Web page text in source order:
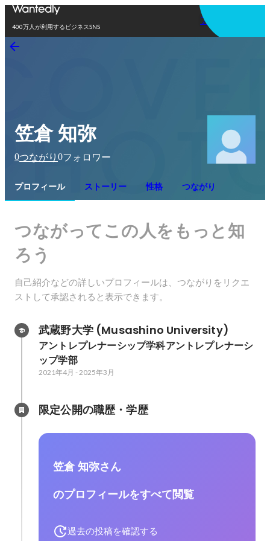
400万人が利用するビジネスSNS
アプリを使う
笠倉 知弥
0つながり 0フォロワー
プロフィール ストーリー 性格 つながり
つながってこの人をもっと知
ろう
自己紹介などの詳しいプロフィールは、つながりをリクエ
ストして承認されると表示できます。
武蔵野大学 (Musashino University)
アントレプレナーシップ学科アントレプレナーシ
ップ学部
2021年4月 -2025年3月
限定公開の職歴・学歴
笠倉 知弥さん
のプロフィールをすべて閲覧
過去の投稿を確認する